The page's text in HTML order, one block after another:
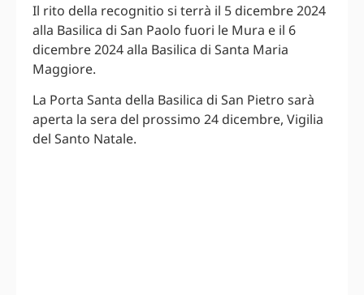
Il rito della recognitio si terrà il 5 dicembre 2024
alla Basilica di San Paolo fuori le Mura e il 6
dicembre 2024 alla Basilica di Santa Maria
Maggiore.
La Porta Santa della Basilica di San Pietro sarà
aperta la sera del prossimo 24 dicembre, Vigilia
del Santo Natale.